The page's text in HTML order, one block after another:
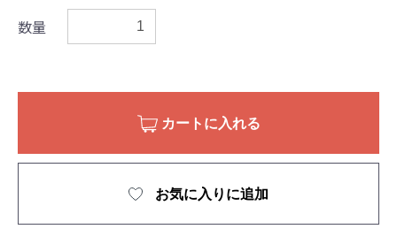
数量
カートに入れる
お気に入りに追加